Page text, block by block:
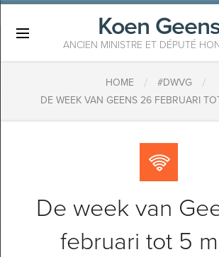
Koen
ANCIEN MINISTRE ET DÉPUTÉ
HOME / #DWVG /
DE WEEK VAN GEENS 26 FEBRUARI
De week van
februari tot 5